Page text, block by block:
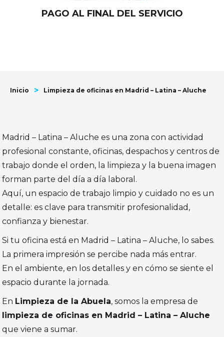
PAGO AL FINAL DEL SERVICIO
Inicio > Limpieza de oficinas en Madrid – Latina – Aluche
Madrid – Latina – Aluche es una zona con actividad
profesional constante, oficinas, despachos y centros de
trabajo donde el orden, la limpieza y la buena imagen
forman parte del día a día laboral.
Aquí, un espacio de trabajo limpio y cuidado no es un
detalle: es clave para transmitir profesionalidad,
confianza y bienestar.
Si tu oficina está en Madrid – Latina – Aluche, lo sabes.
La primera impresión se percibe nada más entrar.
En el ambiente, en los detalles y en cómo se siente el
espacio durante la jornada.
En Limpieza de la Abuela, somos la empresa de
limpieza de oficinas en Madrid – Latina – Aluche
que viene a sumar.